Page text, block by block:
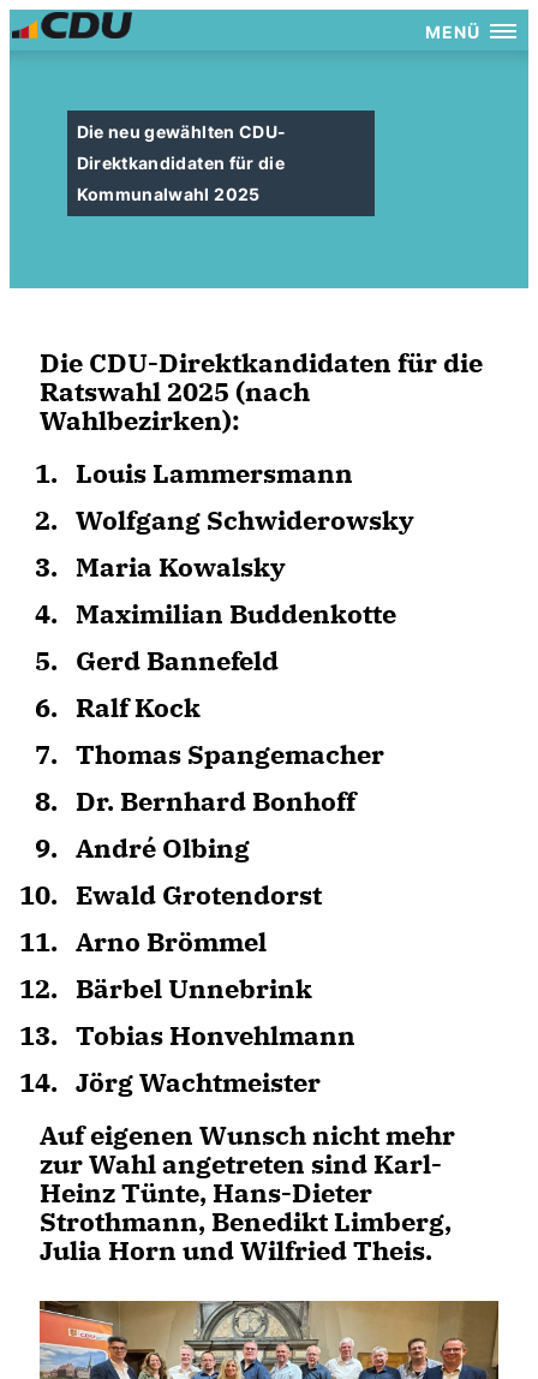
MENÜ
Die neu gewählten CDU-
Direktkandidaten für die
Kommunalwahl 2025
Die CDU-Direktkandidaten für die
Ratswahl 2025 (nach
Wahlbezirken):
Louis Lammersmann
Wolfgang Schwiderowsky
Maria Kowalsky
Maximilian Buddenkotte
Gerd Bannefeld
Ralf Kock
Thomas Spangemacher
Dr. Bernhard Bonhoff
André Olbing
Ewald Grotendorst
Arno Brömmel
Bärbel Unnebrink
Tobias Honvehlmann
Jörg Wachtmeister
Auf eigenen Wunsch nicht mehr
zur Wahl angetreten sind Karl-
Heinz Tünte, Hans-Dieter
Strothmann, Benedikt Limberg,
Julia Horn und Wilfried Theis.